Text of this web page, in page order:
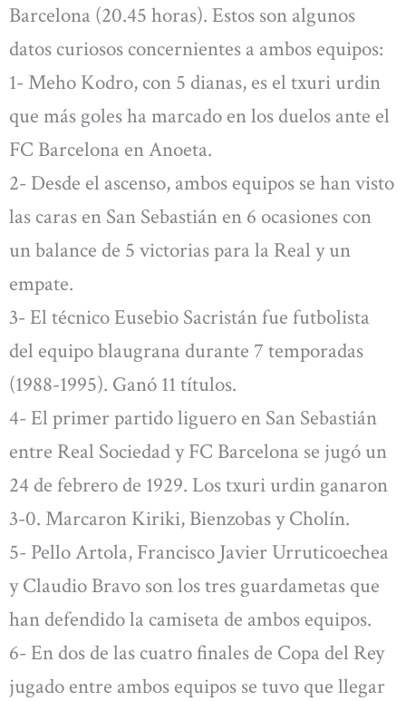
Barcelona (20.45 horas). Estos son algunos
datos curiosos concernientes a ambos equipos:
1- Meho Kodro, con 5 dianas, es el txuri urdin
que más goles ha marcado en los duelos ante el
FC Barcelona en Anoeta.
2- Desde el ascenso, ambos equipos se han visto
las caras en San Sebastián en 6 ocasiones con
un balance de 5 victorias para la Real y un
empate.
3- El técnico Eusebio Sacristán fue futbolista
del equipo blaugrana durante 7 temporadas
(1988-1995). Ganó 11 títulos.
4- El primer partido liguero en San Sebastián
entre Real Sociedad y FC Barcelona se jugó un
24 de febrero de 1929. Los txuri urdin ganaron
3-0. Marcaron Kiriki, Bienzobas y Cholín.
5- Pello Artola, Francisco Javier Urruticoechea
y Claudio Bravo son los tres guardametas que
han defendido la camiseta de ambos equipos.
6- En dos de las cuatro finales de Copa del Rey
jugado entre ambos equipos se tuvo que llegar